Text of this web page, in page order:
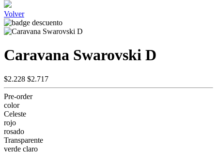
Volver
Caravana Swarovski D
$2.228 $2.717
Pre-order
color
Celeste
rojo
rosado
Transparente
verde claro